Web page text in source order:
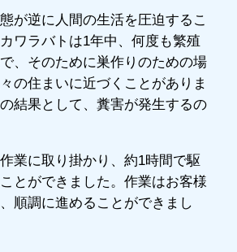
が逆に人間の生活を圧迫するこ
ワラバトは1年中、何度も繁殖
、そのために巣作りのための場
の住まいに近づくことがありま
結果として、糞害が発生するの
業に取り掛かり、約1時間で駆
とができました。作業はお客様
順調に進めることができまし